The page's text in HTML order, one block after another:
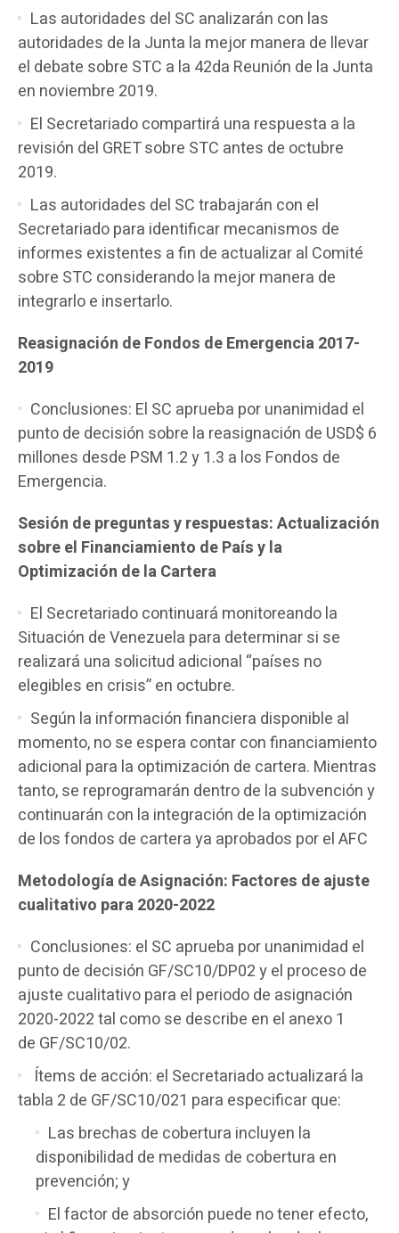
Las autoridades del SC analizarán con las
autoridades de la Junta la mejor manera de llevar
el debate sobre STC a la 42da Reunión de la Junta
en noviembre 2019.
El Secretariado compartirá una respuesta a la
revisión del GRET sobre STC antes de octubre
2019.
Las autoridades del SC trabajarán con el
Secretariado para identificar mecanismos de
informes existentes a fin de actualizar al Comité
sobre STC considerando la mejor manera de
integrarlo e insertarlo.
Reasignación de Fondos de Emergencia 2017-
2019
Conclusiones: El SC aprueba por unanimidad el
punto de decisión sobre la reasignación de USD$ 6
millones desde PSM 1.2 y 1.3 a los Fondos de
Emergencia.
Sesión de preguntas y respuestas: Actualización
sobre el Financiamiento de País y la
Optimización de la Cartera
El Secretariado continuará monitoreando la
Situación de Venezuela para determinar si se
realizará una solicitud adicional “países no
elegibles en crisis” en octubre.
Según la información financiera disponible al
momento, no se espera contar con financiamiento
adicional para la optimización de cartera. Mientras
tanto, se reprogramarán dentro de la subvención y
continuarán con la integración de la optimización
de los fondos de cartera ya aprobados por el AFC
Metodología de Asignación: Factores de ajuste
cualitativo para 2020-2022
Conclusiones: el SC aprueba por unanimidad el
punto de decisión GF/SC10/DP02 y el proceso de
ajuste cualitativo para el periodo de asignación
2020-2022 tal como se describe en el anexo 1
de GF/SC10/02.
Ítems de acción: el Secretariado actualizará la
tabla 2 de GF/SC10/021 para especificar que:
Las brechas de cobertura incluyen la
disponibilidad de medidas de cobertura en
prevención; y
El factor de absorción puede no tener efecto,